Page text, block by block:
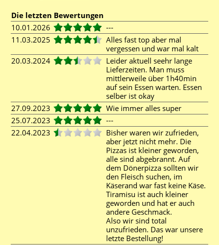
Die letzten Bewertungen
10.01.2026
---
11.03.2025
Alles fast top aber mal
vergessen und war mal kalt
20.03.2024
Leider aktuell seehr lange
Lieferzeiten. Man muss
mittlerweile über 1h40min
auf sein Essen warten. Essen
selber ist okay
27.09.2023
Wie immer alles super
25.07.2023
---
22.04.2023
Bisher waren wir zufrieden,
aber jetzt nicht mehr. Die
Pizzas ist kleiner geworden,
alle sind abgebrannt. Auf
dem Dönerpizza sollten wir
den Fleisch suchen, im
Käserand war fast keine Käse.
Tiramisu ist auch kleiner
geworden und hat er auch
andere Geschmack.
Also wir sind total
unzufrieden. Das war unsere
letzte Bestellung!